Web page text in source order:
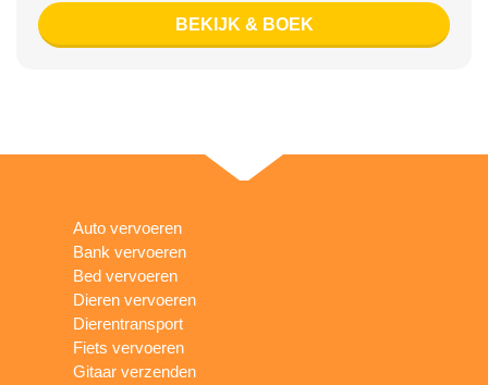
BEKIJK & BOEK
Auto vervoeren
Bank vervoeren
Bed vervoeren
Dieren vervoeren
Dierentransport
Fiets vervoeren
Gitaar verzenden